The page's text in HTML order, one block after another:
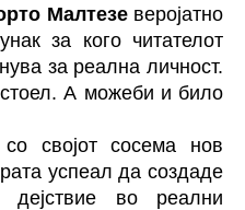
Малтезеверојатно
за кого читателот
за реална личност.
А можеби и било
со својот сосема нов
успеал да создаде
во реални